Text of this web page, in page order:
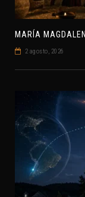
2 agosto, 2026